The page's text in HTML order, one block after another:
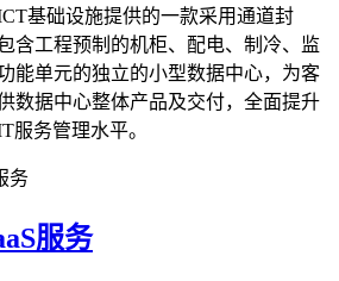
基础设施提供的一款采用通道封
含工程预制的机柜、配电、制冷、监
能单元的独立的小型数据中心，为客
数据中心整体产品及交付，全面提升
服务管理水平。
务
服务